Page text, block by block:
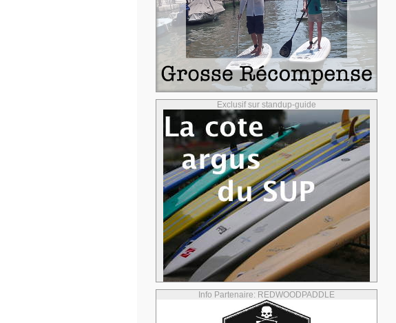
Exclusif sur standup-guide
Info Partenaire: REDWOODPADDLE